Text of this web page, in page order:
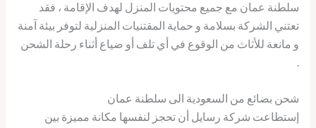
سلطنة عمان مع جميع محتويات المنزل لهدف الإقامة ، فقد
تعتني الشركة بسلامة و حماية المقتنيات المنزلية لتوفر بيئة آمنة
و مانعة للأثاث من الوقوع في أي تلف أو ضياع أثناء رحلة الشحن
.
شحن بضائع من السعودية الى سلطنة عمان
إستطاعت شركة رسايل أن تحجز لنفسها مكانة مميزة بين